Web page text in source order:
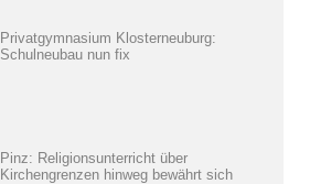
Privatgymnasium Klosterneuburg:
Schulneubau nun fix
Pinz: Religionsunterricht über
Kirchengrenzen hinweg bewährt sich